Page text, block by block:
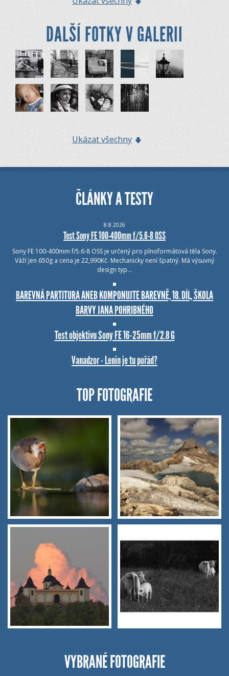
DALŠÍ FOTKY V GALERII
Ukázat všechny
ČLÁNKY A TESTY
8.8.2026
Test Sony FE 100-400mm f/5.6-8 OSS
Sony FE 100-400mm f/5.6-8 OSS je určený pro plnoformátová těla Sony.
Váží jen 650g a cena je 22,990Kč. Mechanicky není špatný. Má výsuvný
design typ…
BAREVNÁ PARTITURA ANEB KOMPONUJTE BAREVNĚ, 18. DÍL, ŠKOLA
BARVY JANA POHRIBNÉHO
Test objektivu Sony FE 16-25mm f/2.8 G
Vanadzor - Lenin je tu pořád?
TOP FOTOGRAFIE
VYBRANÉ FOTOGRAFIE